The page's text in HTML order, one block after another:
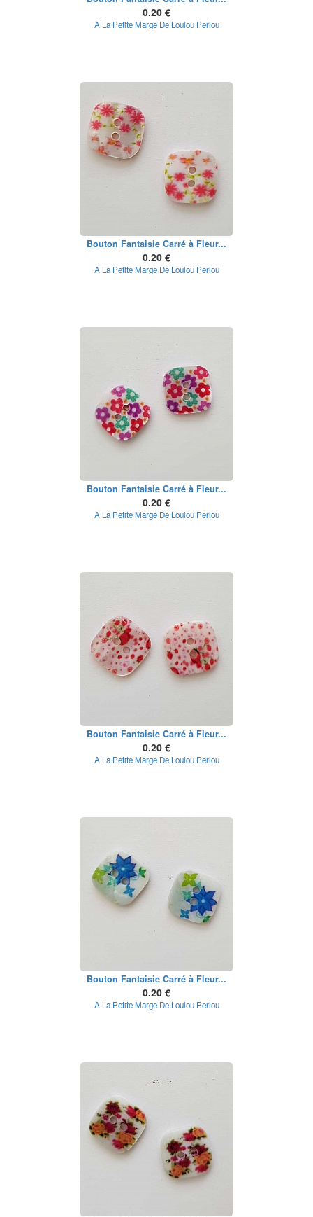
0.20 €
A La Petite Marge De Loulou Perlou
Bouton Fantaisie Carré à Fleur...
0.20 €
A La Petite Marge De Loulou Perlou
Bouton Fantaisie Carré à Fleur...
0.20 €
A La Petite Marge De Loulou Perlou
Bouton Fantaisie Carré à Fleur...
0.20 €
A La Petite Marge De Loulou Perlou
Bouton Fantaisie Carré à Fleur...
0.20 €
A La Petite Marge De Loulou Perlou